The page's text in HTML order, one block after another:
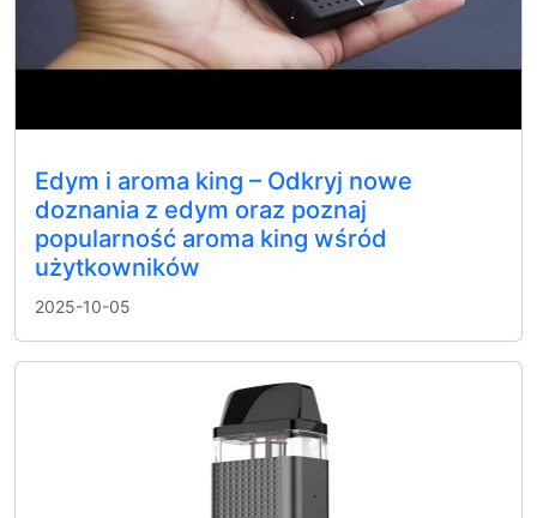
Edym i aroma king – Odkryj nowe
doznania z edym oraz poznaj
popularność aroma king wśród
użytkowników
2025-10-05